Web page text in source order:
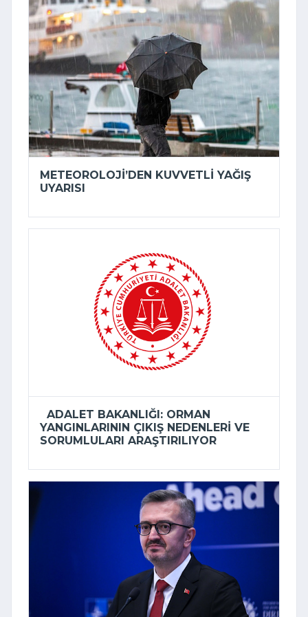
METEOROLOJI’DEN KUVVETLI YAĞIŞ
UYARISI
ADALET BAKANLIĞI: ORMAN
YANGINLARININ ÇIKIŞ NEDENLERI VE
SORUMLULARI ARAŞTIRILIYOR